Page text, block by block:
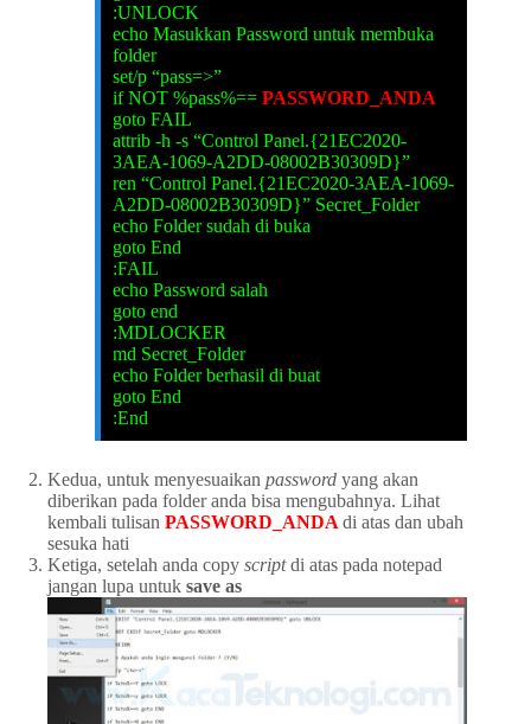
:UNLOCK
echo Masukkan Password untuk membuka
folder
set/p “pass=>”
if NOT %pass%== PASSWORD_ANDA
goto FAIL
attrib -h -s “Control Panel.{21EC2020-
3AEA-1069-A2DD-08002B30309D}”
ren “Control Panel.{21EC2020-3AEA-1069-
A2DD-08002B30309D}” Secret_Folder
echo Folder sudah di buka
goto End
:FAIL
echo Password salah
goto end
:MDLOCKER
md Secret_Folder
echo Folder berhasil di buat
goto End
:End
Kedua, untuk menyesuaikan password yang akan
diberikan pada folder anda bisa mengubahnya. Lihat
kembali tulisan PASSWORD_ANDA di atas dan ubah
sesuka hati
Ketiga, setelah anda copy scriptdi atas pada notepad
jangan lupa untuk save as